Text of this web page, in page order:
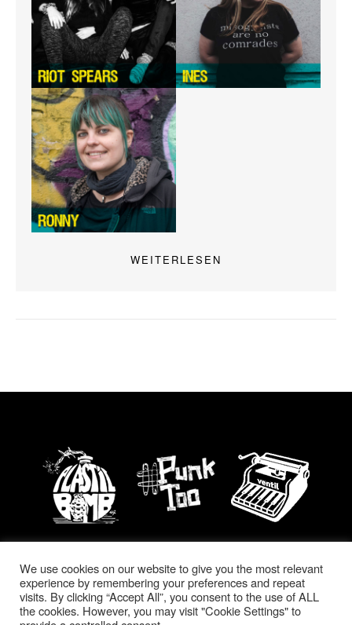
WEITERLESEN
Bard Theme vonWP Royal.
We use cookies on our website to give you the most relevant
experience by remembering your preferences and repeat
visits. By clicking “Accept All”, you consent to the use of ALL
the cookies. However, you may visit "Cookie Settings" to